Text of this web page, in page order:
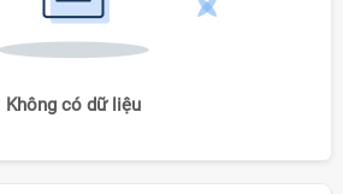
Không có dữ liệu